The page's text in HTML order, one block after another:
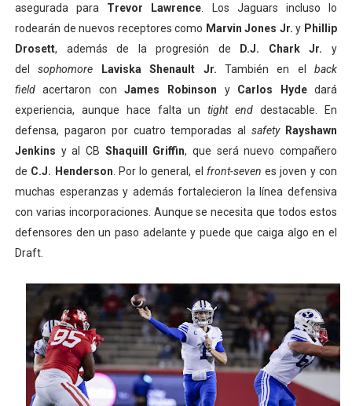
asegurada para Trevor Lawrence . Los Jaguars incluso lo
rodearán de nuevos receptores como Marvin Jones Jr. y Phillip
Drosett, además de la progresión de D.J. Chark Jr. y
delsophomore Laviska Shenault Jr. También en elback
fieldacertaron con James Robinson y Carlos Hydedará
experiencia, aunque hace falta untight end destacable. En
defensa, pagaron por cuatro temporadas alsafety
Rayshawn
Jenkins y al CB Shaquill Griffin, que será nuevo compañero
de C.J. Henderson . Por lo general, el front-seven es joven y con
muchas esperanzas y además fortalecieron la línea defensiva
con varias incorporaciones. Aunque se necesita que todos estos
defensores den un paso adelante y puede que caiga algo en el
Draft.